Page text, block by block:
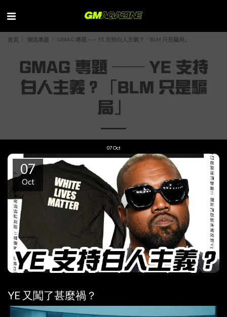
首頁 潮流專題 GMAG 專題 —— YE 支持白人主義？「BLM 只是騙局」
GMAG 專題 —— YE 支持
白人主義？「BLM 只是騙
局」
07Oct
07
Oct
YE 又闖了甚麼禍？